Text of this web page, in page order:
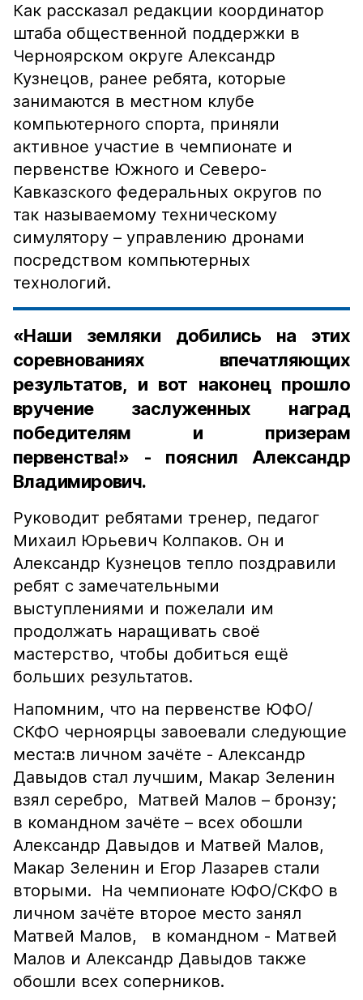
Как рассказал редакции координатор
штаба общественной поддержки в
Черноярском округе Александр
Кузнецов, ранее ребята, которые
занимаются в местном клубе
компьютерного спорта, приняли
активное участие в чемпионате и
первенстве Южного и Северо-
Кавказского федеральных округов по
так называемому техническому
симулятору – управлению дронами
посредством компьютерных
технологий.
«Наши земляки добились на этих
соревнованиях впечатляющих
результатов, и вот наконец прошло
вручение заслуженных наград
победителям и призерам
первенства!» - пояснил Александр
Владимирович.
Руководит ребятами тренер, педагог
Михаил Юрьевич Колпаков. Он и
Александр Кузнецов тепло поздравили
ребят с замечательными
выступлениями и пожелали им
продолжать наращивать своё
мастерство, чтобы добиться ещё
больших результатов.
Напомним, что на первенстве ЮФО/
СКФО черноярцы завоевали следующие
места:в личном зачёте - Александр
Давыдов стал лучшим, Макар Зеленин
взял серебро, Матвей Малов – бронзу;
в командном зачёте – всех обошли
Александр Давыдов и Матвей Малов,
Макар Зеленин и Егор Лазарев стали
вторыми. На чемпионате ЮФО/СКФО в
личном зачёте второе место занял
Матвей Малов, в командном - Матвей
Малов и Александр Давыдов также
обошли всех соперников.